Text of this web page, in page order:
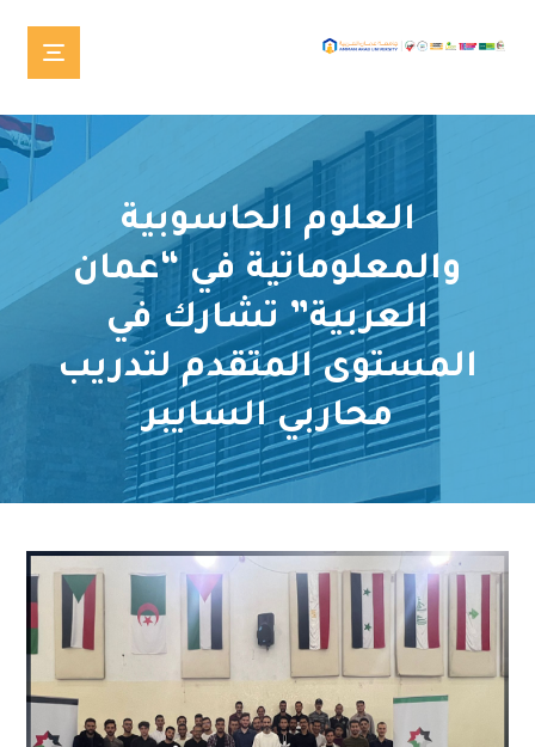
العلوم الحاسوبية
والمعلوماتية في “عمان
العربية” تشارك في
المستوى المتقدم لتدريب
محاربي السايبر